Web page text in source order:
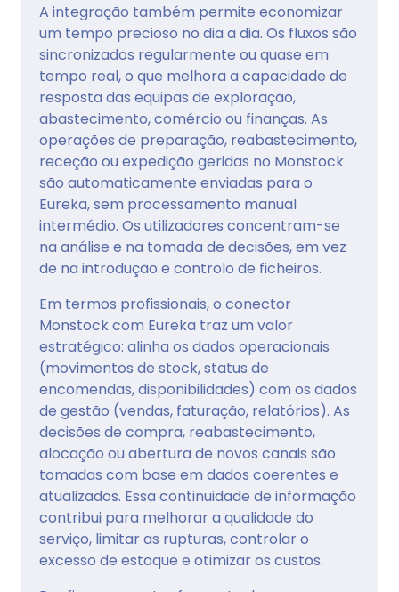
A integração também permite economizar
um tempo precioso no dia a dia. Os fluxos são
sincronizados regularmente ou quase em
tempo real, o que melhora a capacidade de
resposta das equipas de exploração,
abastecimento, comércio ou finanças. As
operações de preparação, reabastecimento,
receção ou expedição geridas no Monstock
são automaticamente enviadas para o
Eureka, sem processamento manual
intermédio. Os utilizadores concentram-se
na análise e na tomada de decisões, em vez
de na introdução e controlo de ficheiros.
Em termos profissionais, o conector
Monstock com Eureka traz um valor
estratégico: alinha os dados operacionais
(movimentos de stock, status de
encomendas, disponibilidades) com os dados
de gestão (vendas, faturação, relatórios). As
decisões de compra, reabastecimento,
alocação ou abertura de novos canais são
tomadas com base em dados coerentes e
atualizados. Essa continuidade de informação
contribui para melhorar a qualidade do
serviço, limitar as rupturas, controlar o
excesso de estoque e otimizar os custos.